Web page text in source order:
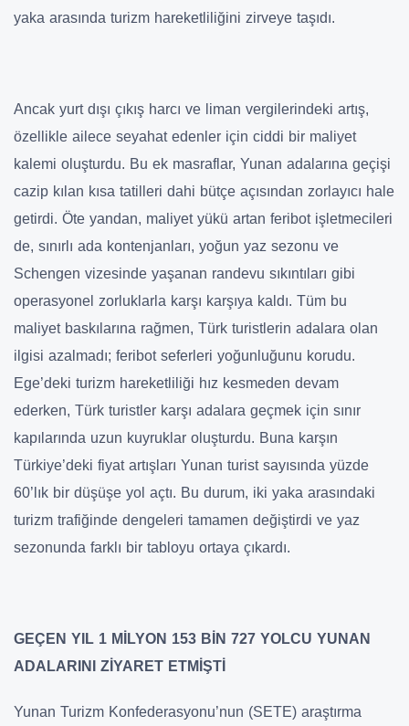
yaka arasında turizm hareketliliğini zirveye taşıdı.
Ancak yurt dışı çıkış harcı ve liman vergilerindeki artış,
özellikle ailece seyahat edenler için ciddi bir maliyet
kalemi oluşturdu. Bu ek masraflar, Yunan adalarına geçişi
cazip kılan kısa tatilleri dahi bütçe açısından zorlayıcı hale
getirdi. Öte yandan, maliyet yükü artan feribot işletmecileri
de, sınırlı ada kontenjanları, yoğun yaz sezonu ve
Schengen vizesinde yaşanan randevu sıkıntıları gibi
operasyonel zorluklarla karşı karşıya kaldı. Tüm bu
maliyet baskılarına rağmen, Türk turistlerin adalara olan
ilgisi azalmadı; feribot seferleri yoğunluğunu korudu.
Ege’deki turizm hareketliliği hız kesmeden devam
ederken, Türk turistler karşı adalara geçmek için sınır
kapılarında uzun kuyruklar oluşturdu. Buna karşın
Türkiye’deki fiyat artışları Yunan turist sayısında yüzde
60’lık bir düşüşe yol açtı. Bu durum, iki yaka arasındaki
turizm trafiğinde dengeleri tamamen değiştirdi ve yaz
sezonunda farklı bir tabloyu ortaya çıkardı.
GEÇEN YIL 1 MİLYON 153 BİN 727 YOLCU YUNAN
ADALARINI ZİYARET ETMİŞTİ
Yunan Turizm Konfederasyonu’nun (SETE) araştırma